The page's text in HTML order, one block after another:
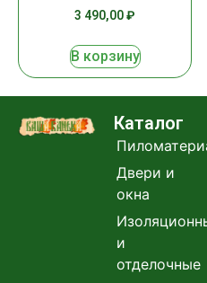
3 490,00₽
В корзину
Каталог
Двери и
окна
и
отделочные